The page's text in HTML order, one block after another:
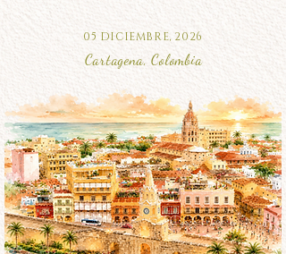
05 DICIEMBRE, 2026
Cartagena, Colombia